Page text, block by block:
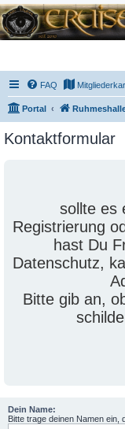
FAQ
Portal
Kontaktformular
sollte es
Registrierung
hast Du
Datenschutz,
Bitte gib an,
Dein Name:
Bitte trage deinen Namen ein,